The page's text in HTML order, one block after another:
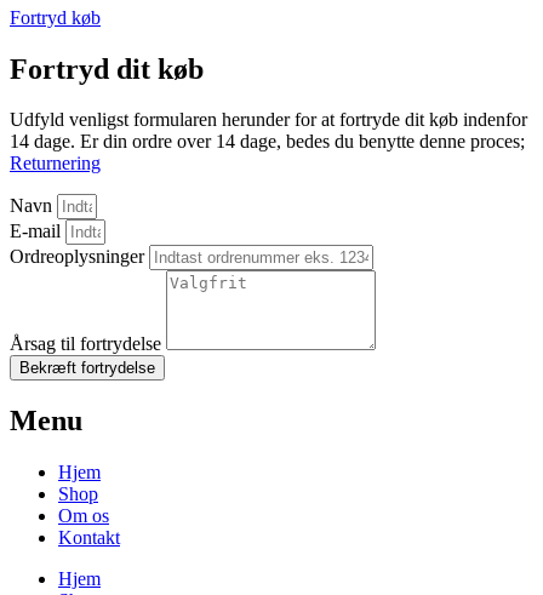
Fortryd køb
Fortryd dit køb
Udfyld venligst formularen herunder for at fortryde dit køb indenfor
14 dage. Er din ordre over 14 dage, bedes du benytte denne proces;
Returnering
Navn
E-mail
Ordreoplysninger
Årsag til fortrydelse
Bekræft fortrydelse
Menu
Hjem
Shop
Om os
Kontakt
Hjem